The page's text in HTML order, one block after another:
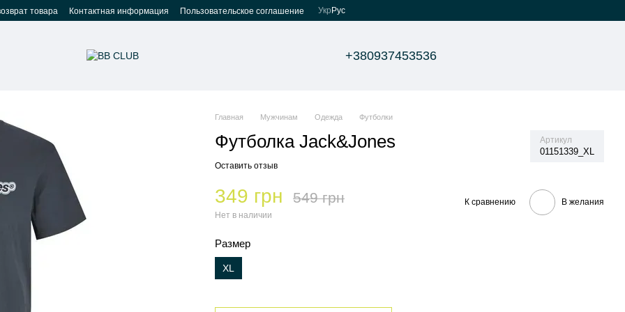
товара Контактная информация Пользовательское соглашение Укр Рус
+380937453536
Главная Мужчинам Одежда Футболки
Футболка Jack&Jones Артикул
01151339_XL
Оставить отзыв
349 грн 549 грн
Нет в наличии
К сравнению В желания
Размер
XL